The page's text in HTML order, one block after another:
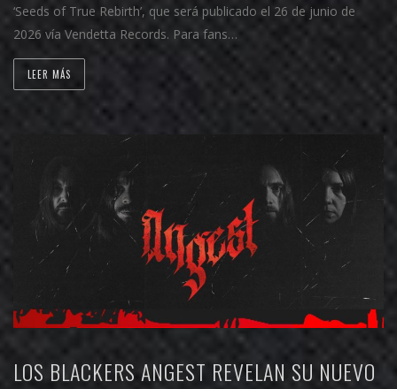
‘Seeds of True Rebirth’, que será publicado el 26 de junio de
2026 vía Vendetta Records. Para fans…
LEER MÁS
LOS BLACKERS ANGEST REVELAN SU NUEVO